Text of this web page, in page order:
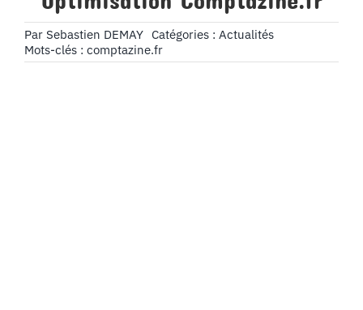
Par Sebastien DEMAY Catégories : Actualités
Mots-clés : comptazine.fr